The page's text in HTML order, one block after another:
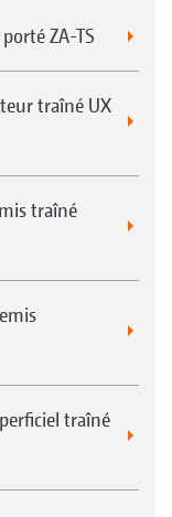
ZA-TS
traîné UX
traîné
traîné